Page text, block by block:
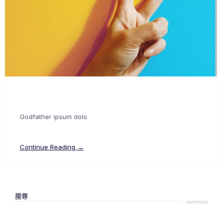
Godfather ipsum dolo
Continue Reading →
搜尋